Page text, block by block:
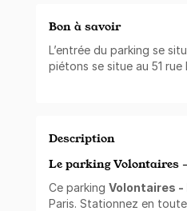
Bon à savoir
L’entrée du parking se
piétons se situe au 51 rue
Description
Le parking Volontaires
Ce parking Volontaires -
Paris. Stationnez en